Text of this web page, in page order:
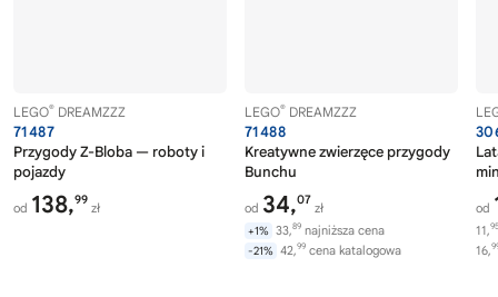
LEGO® DREAMZZZ
71487
Przygody Z-Bloba — roboty i
pojazdy
od 138,99
zł
LEGO® DREAMZZZ
71488
Kreatywne zwierzęce przygody
Bunchu
od 34,07
zł
+1% 33,89 najniższa cena
-21% 42,99 cena katalogowa
od
11,95
16,